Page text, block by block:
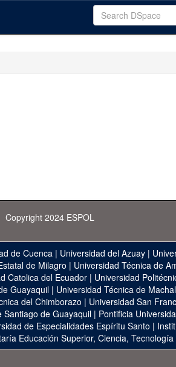
Copyright 2024 ESPOL
de Cuenca | Universidad del Azuay |
de Milagro | Universidad Técnica de
Catolica del Ecuador| Universidad
Guayaquil | Universidad Técnica de
del Chimborazo | Universidad San
Santiago de Guayaquil | Pontificia
de Especialidades Espíritu Santo |
Educación Superior, Ciencia,